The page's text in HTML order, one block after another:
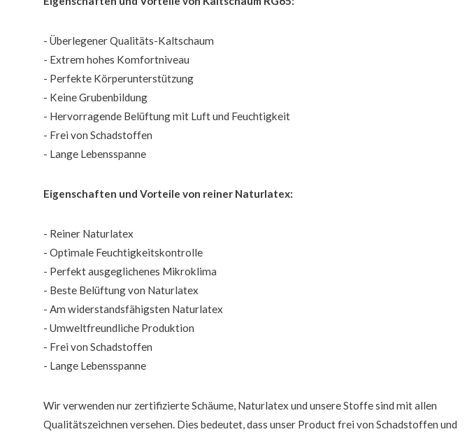
- Überlegener Qualitäts-Kaltschaum
- Extrem hohes Komfortniveau
- Perfekte Körperunterstützung
- Keine Grubenbildung
- Hervorragende Belüftung mit Luft und Feuchtigkeit
- Frei von Schadstoffen
- Lange Lebensspanne
Eigenschaften und Vorteile von reiner Naturlatex:
- Reiner Naturlatex
- Optimale Feuchtigkeitskontrolle
- Perfekt ausgeglichenes Mikroklima
- Beste Belüftung von Naturlatex
- Am widerstandsfähigsten Naturlatex
- Umweltfreundliche Produktion
- Frei von Schadstoffen
- Lange Lebensspanne
Wir verwenden nur zertifizierte Schäume, Naturlatex und unsere Stoffe sind mit allen
Qualitätszeichnen versehen. Dies bedeutet, dass unser Product frei von Schadstoffen und